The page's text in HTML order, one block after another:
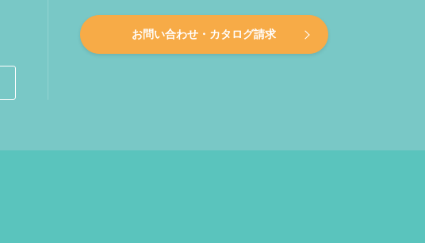
お問い合わせ・カタログ請求